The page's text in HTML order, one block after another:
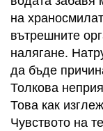
на
вътрешните
налягане.
да бъде
Толкова
Това как
Чувството на